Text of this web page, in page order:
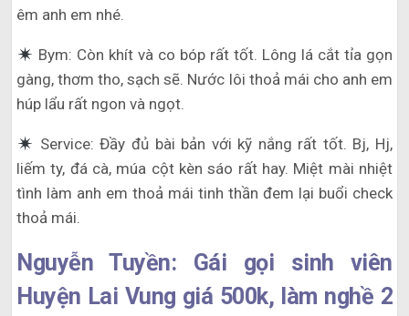
êm anh em nhé.
Bym: Còn khít và co bóp rất tốt. Lông lá cắt tỉa gọn
gàng, thơm tho, sạch sẽ. Nước lôi thoả mái cho anh em
húp lẩu rất ngon và ngọt.
Service: Đầy đủ bài bản với kỹ nắng rất tốt. Bj, Hj,
liếm ty, đá cà, múa cột kèn sáo rất hay. Miệt mài nhiệt
tình làm anh em thoả mái tinh thần đem lại buổi check
thoả mái.
Nguyễn Tuyền: Gái gọi sinh viên
Huyện Lai Vung giá 500k, làm nghề 2